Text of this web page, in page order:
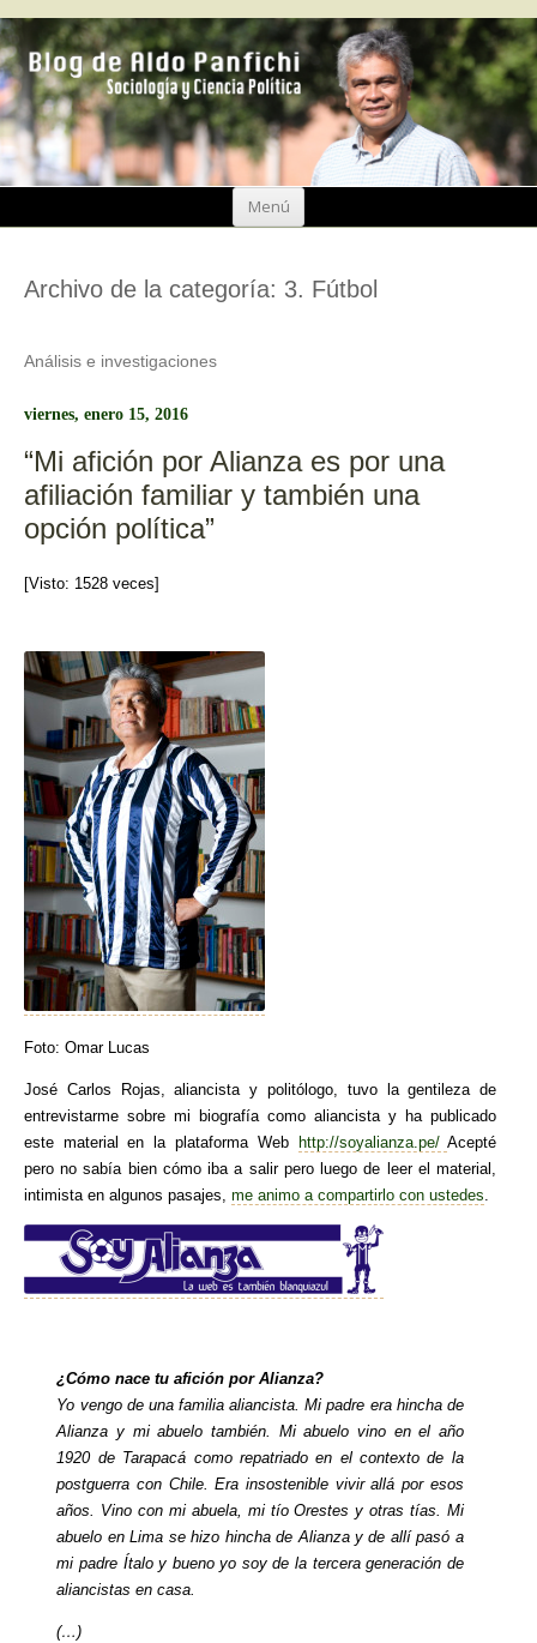
Menú
Ir
Archivo de la categoría: 3. Fútbol
Análisis e investigaciones
viernes, enero 15, 2016
“Mi afición por Alianza es por una
afiliación familiar y también una
opción política”
[Visto: 1528 veces]
Foto: Omar Lucas
José Carlos Rojas, aliancista y politólogo, tuvo la gentileza de
entrevistarme sobre mi biografía como aliancista y ha publicado
este material en la plataforma Web
http://soyalianza.pe/Acepté
pero no sabía bien cómo iba a salir pero luego de leer el material,
intimista en algunos pasajes, me animo a compartirlo con ustedes.
¿Cómo nace tu afición por Alianza?
Yo vengo de una familia aliancista. Mi padre era hincha de
Alianza y mi abuelo también. Mi abuelo vino en el año
1920 de Tarapacá como repatriado en el contexto de la
postguerra con Chile. Era insostenible vivir allá por esos
años. Vino con mi abuela, mi tío Orestes y otras tías. Mi
abuelo en Lima se hizo hincha de Alianza y de allí pasó a
mi padre Ítalo y bueno yo soy de la tercera generación de
aliancistas en casa.
(…)